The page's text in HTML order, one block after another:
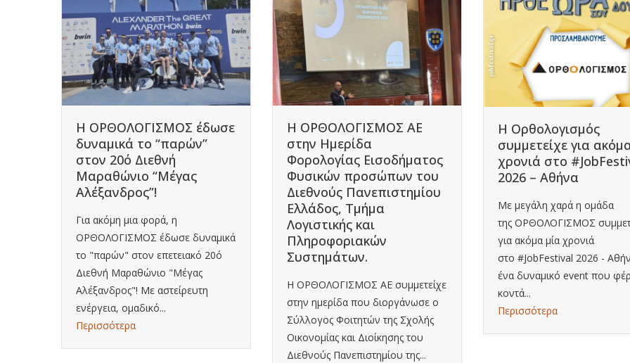
Η ΟΡΘΟΛΟΓΙΣΜΟΣ έδωσε
δυναμικά το “παρών”
στον 20ό Διεθνή
Μαραθώνιο “Μέγας
Αλέξανδρος”!
Για ακόμη μια φορά, η
ΟΡΘΟΛΟΓΙΣΜΟΣ έδωσε δυναμικά
το "παρών" στον επετειακό 20ό
Διεθνή Μαραθώνιο "Μέγας
Αλέξανδρος"! Με αστείρευτη
ενέργεια, ομαδικό...
Περισσότερα
Η ΟΡΘΟΛΟΓΙΣΜΟΣ ΑΕ
στην Ημερίδα
Φορολογίας Εισοδήματος
Φυσικών προσώπων του
Διεθνούς Πανεπιστημίου
Ελλάδος, Τμήμα
Λογιστικής και
Πληροφοριακών
Συστημάτων.
Η ΟΡΘΟΛΟΓΙΣΜΟΣ ΑΕ συμμετείχε
στην ημερίδα που διοργάνωσε ο
Σύλλογος Φοιτητών της Σχολής
Οικονομίας και Διοίκησης του
Διεθνούς Πανεπιστημίου της...
Η Ορθολογισμός
συμμετείχε για
χρονιά στο
2026 – Αθήνα
Με μεγάλη χαρά η ομάδα
της ΟΡΘΟΛΟΓΙΣΜΟΣ
για ακόμα μία χρονιά
στο #JobFestival 2026 -
ένα δυναμικό event που
κοντά...
Περισσότερα